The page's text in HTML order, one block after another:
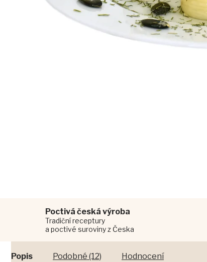
Poctivá česká výroba
Tradiční receptury
a poctivé suroviny z Česka
Popis Podobné (12) Hodnocení